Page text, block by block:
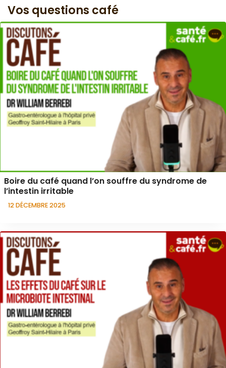
Vos questions café
Boire du café quand l’on souffre du syndrome de
l’intestin irritable
12 DÉCEMBRE 2025